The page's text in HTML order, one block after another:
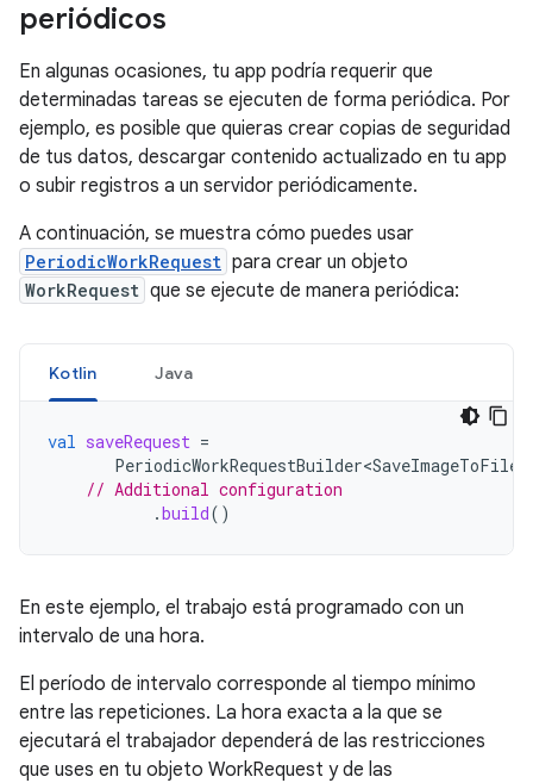
periódicos
En algunas ocasiones, tu app podría requerir que
determinadas tareas se ejecuten de forma periódica. Por
ejemplo, es posible que quieras crear copias de seguridad
de tus datos, descargar contenido actualizado en tu app
o subir registros a un servidor periódicamente.
A continuación, se muestra cómo puedes usar
PeriodicWorkRequest para crear un objeto
WorkRequest que se ejecute de manera periódica:
Kotlin Java
val saveRequest =
// Additional configuration
.build()
En este ejemplo, el trabajo está programado con un
intervalo de una hora.
El período de intervalo corresponde al tiempo mínimo
entre las repeticiones. La hora exacta a la que se
ejecutará el trabajador dependerá de las restricciones
que uses en tu objeto WorkRequest y de las